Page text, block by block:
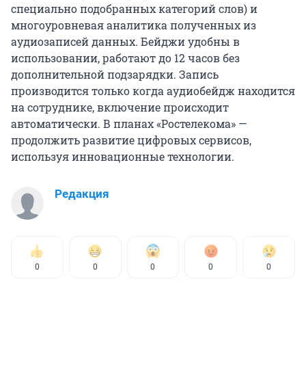
специально подобранных категорий слов) и
многоуровневая аналитика полученных из
аудиозаписей данных. Бейджи удобны в
использовании, работают до 12 часов без
дополнительной подзарядки. Запись
производится только когда аудиобейдж находится
на сотруднике, включение происходит
автоматически. В планах «Ростелекома» —
продолжить развитие цифровых сервисов,
используя инновационные технологии.
Редакция
0 0 0 0 0